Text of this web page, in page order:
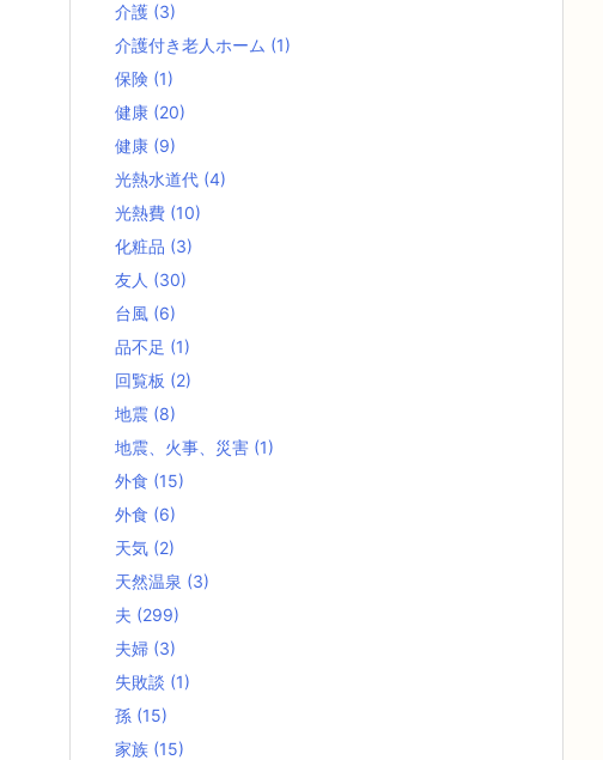
介護 (3)
介護付き老人ホーム (1)
保険 (1)
健康 (20)
健康 (9)
光熱水道代 (4)
光熱費 (10)
化粧品 (3)
友人 (30)
台風 (6)
品不足 (1)
回覧板 (2)
地震 (8)
地震、火事、災害 (1)
外食 (15)
外食 (6)
天気 (2)
天然温泉 (3)
夫 (299)
夫婦 (3)
失敗談 (1)
孫 (15)
家族 (15)